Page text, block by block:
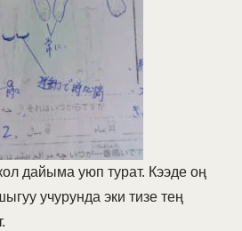
дайыма уюп турат. Кээде оң
учурунда эки тизе тең